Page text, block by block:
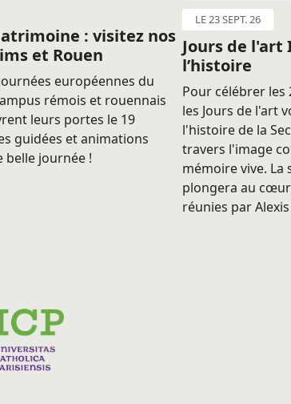
: visitez nos
et Rouen
européennes du
rémois et rouennais
leurs portes le 19
guidées et animations
journée !
LE 23 SEPT. 26
Jours de l'art
l’histoire
Pour célébrer les
les Jours de l'art
l'histoire de la
travers l'image
mémoire vive. La
plongera au cœur
réunies par